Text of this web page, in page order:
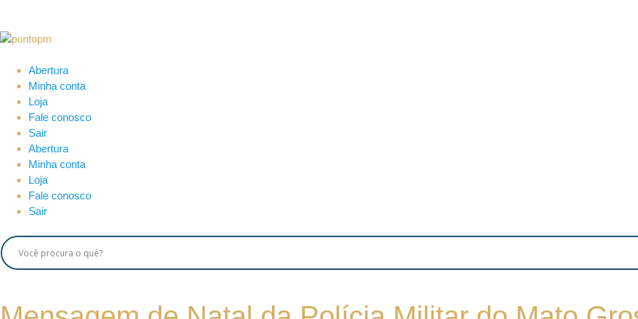
Abertura
Minha conta
Loja
Fale conosco
Sair
Abertura
Minha conta
Loja
Fale conosco
Sair